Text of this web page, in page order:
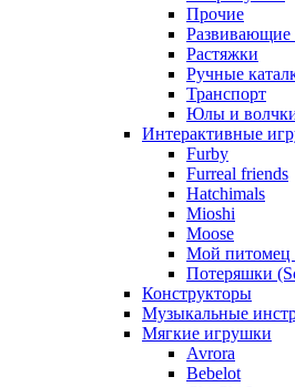
Прочие
Развивающие
Растяжки
Ручные
Транспорт
Юлы и
Интерактивные
Furby
Furreal friends
Hatchimals
Mioshi
Moose
Мой питомец
Потеряшки
Конструкторы
Музыкальные
Мягкие игрушки
Avrora
Bebelot